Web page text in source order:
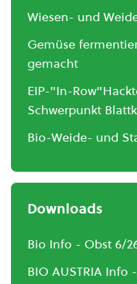
Wiesen- und
Gemüse
gemacht
EIP-"In-
Schwerpunkt
Bio-Weide- und
Downloads
Bio Info - Obst 6/
BIO AUSTRIA Info